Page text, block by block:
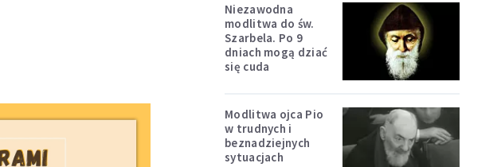
Niezawodna
modlitwa do św.
Szarbela. Po 9
dniach mogą dziać
się cuda
Modlitwa ojca Pio
w trudnych i
beznadziejnych
sytuacjach